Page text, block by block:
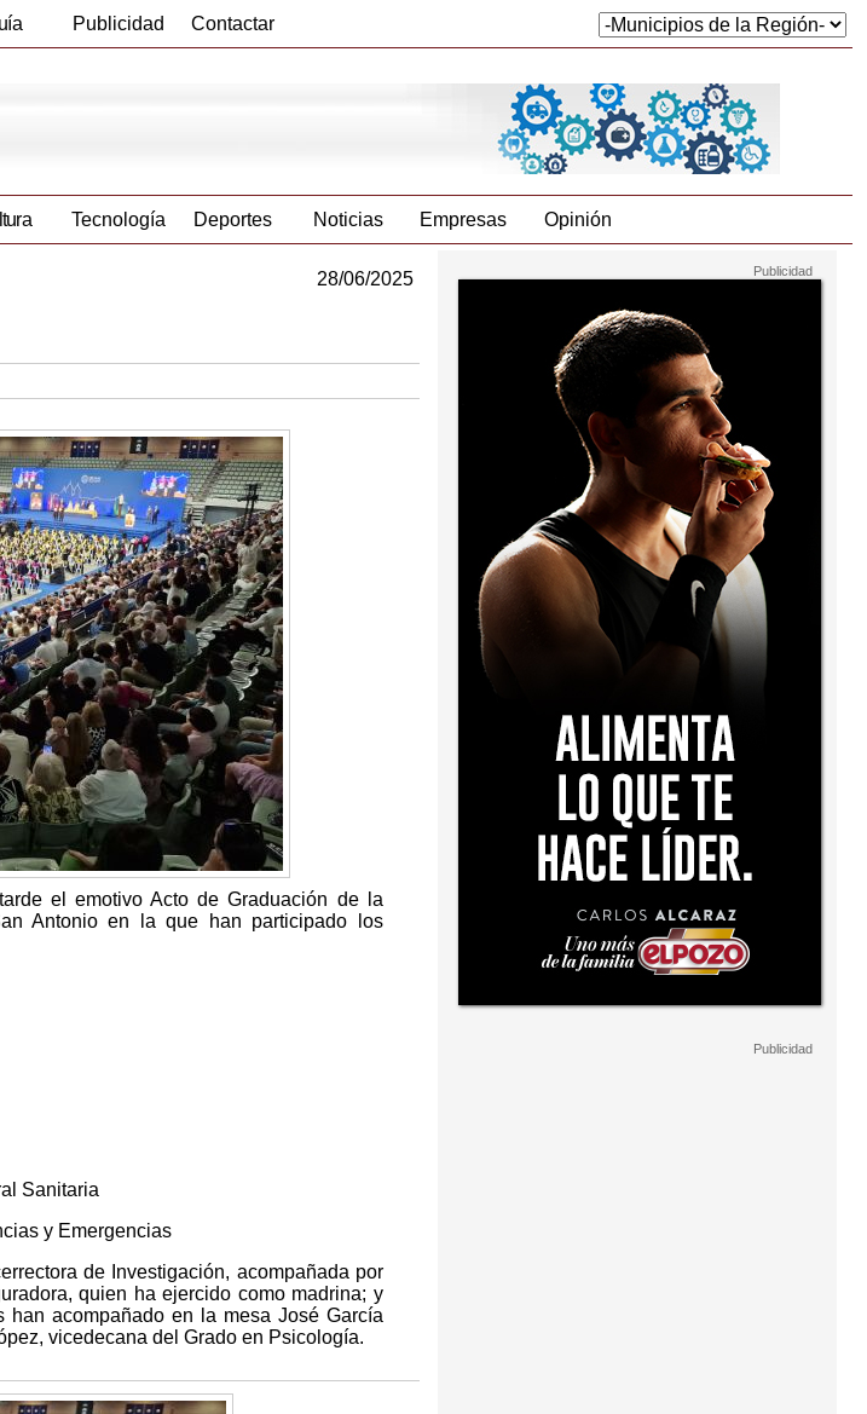
Publicidad Contactar
Tecnología Deportes Noticias Empresas Opinión
28/06/2025
el emotivo Acto de Graduación de la
Antonio en la que han participado los
Sanitaria
y Emergencias
de Investigación, acompañada por
quien ha ejercido como madrina; y
acompañado en la mesa José García
vicedecana del Grado en Psicología.